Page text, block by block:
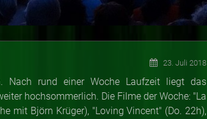
23. Juli 2018
Nach rund einer Woche Laufzeit liegt das
hochsommerlich. Die Filme der Woche: "La
mit Björn Krüger), "Loving Vincent" (Do. 22h),